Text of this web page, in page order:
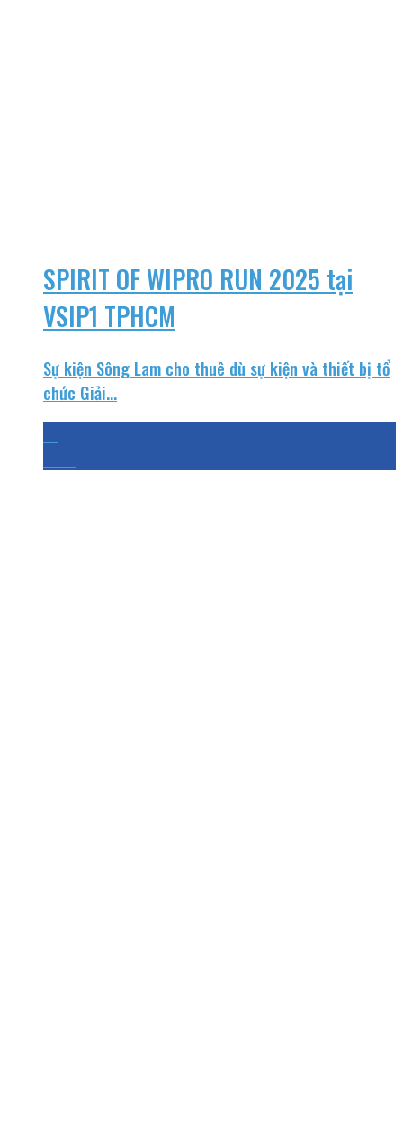
SPIRIT OF WIPRO RUN 2025 tại
VSIP1 TPHCM
Sự kiện Sông Lam cho thuê dù sự kiện và thiết bị tổ
chức Giải...